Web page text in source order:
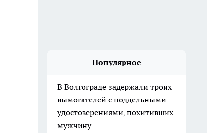
Популярное
В Волгограде задержали троих
вымогателей с поддельными
удостоверениями, похитивших
мужчину